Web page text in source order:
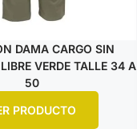
DAMA CARGO SIN
VERDE TALLE 34 A
50
PRODUCTO